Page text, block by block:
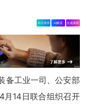
相关舆情 AI解读 生成海报
备工业一司、公安部
月14日联合组织召开